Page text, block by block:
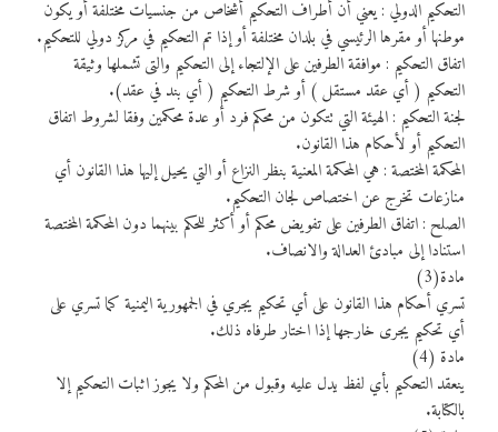
التحكيم الدولي : يعني أن أطراف التحكيم أشخاص من جنسيات مختلفة أو يكون
موطنها أو مقرها الرئيسي في بلدان مختلفة أو إذا تم التحكيم في مركز دولي للتحكيم.
اتفاق التحكيم : موافقة الطرفين على الإلتجاء إلى التحكيم والتى تشملها وثيقة
التحكيم ( أي عقد مستقل ) أو شرط التحكيم ( أي بند في عقد).
لجنة التحكيم : الهيئة التي تتكون من محكم فرد أو عدة محكمين وفقا لشروط اتفاق
التحكيم أو لأحكام هذا القانون.
المحكمة المختصة : هي المحكمة المعنية بنظر النزاع أو التي يحيل إليها هذا القانون أي
منازعات تخرج عن اختصاص لجان التحكيم.
الصلح : اتفاق الطرفين على تفويض محكم أو أكثر للحكم بينهما دون المحكمة المختصة
استنادا إلى مبادئ العدالة والانصاف.
مادة(3)
تسري أحكام هذا القانون على أي تحكيم يجري في الجمهورية اليمنية كما تسري على
أي تحكيم يجرى خارجها إذا اختار طرفاه ذلك.
مادة (4)
ينعقد التحكيم بأي لفظ يدل عليه وقبول من المحكم ولا يجوز اثبات التحكيم إلا
بالكتابة.